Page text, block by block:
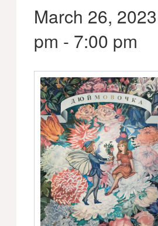
March 26,
pm - 7:00 pm